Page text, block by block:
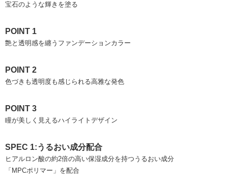
宝石のような輝きを塗る
POINT 1
艶と透明感を纏うファンデーションカラー
POINT 2
色づきも透明度も感じられる高雅な発色
POINT 3
瞳が美しく見えるハイライトデザイン
SPEC 1:うるおい成分配合
ヒアルロン酸の約2倍の高い保湿成分を持つうるおい成分
「MPCポリマー」を配合